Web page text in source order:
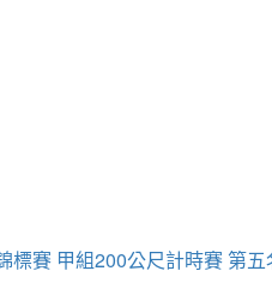
標賽 甲組200公尺計時賽 第五